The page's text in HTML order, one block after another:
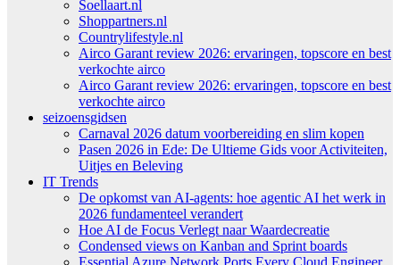
Soellaart.nl
Shoppartners.nl
Countrylifestyle.nl
Airco Garant review 2026: ervaringen, topscore en best
verkochte airco
Airco Garant review 2026: ervaringen, topscore en best
verkochte airco
seizoensgidsen
Carnaval 2026 datum voorbereiding en slim kopen
Pasen 2026 in Ede: De Ultieme Gids voor Activiteiten,
Uitjes en Beleving
IT Trends
De opkomst van AI-agents: hoe agentic AI het werk in
2026 fundamenteel verandert
Hoe AI de Focus Verlegt naar Waardecreatie
Condensed views on Kanban and Sprint boards
Essential Azure Network Ports Every Cloud Engineer